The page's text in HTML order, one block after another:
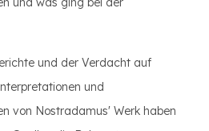
und der Verdacht auf
und
von Nostradamus' Werk haben